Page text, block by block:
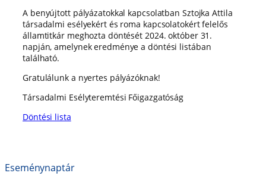
A benyújtott pályázatokkal kapcsolatban Sztojka Attila
társadalmi esélyekért és roma kapcsolatokért felelős
államtitkár meghozta döntését 2024. október 31.
napján, amelynek eredménye a döntési listában
található.
Gratulálunk a nyertes pályázóknak!
Társadalmi Esélyteremtési Főigazgatóság
Döntési lista
Eseménynaptár